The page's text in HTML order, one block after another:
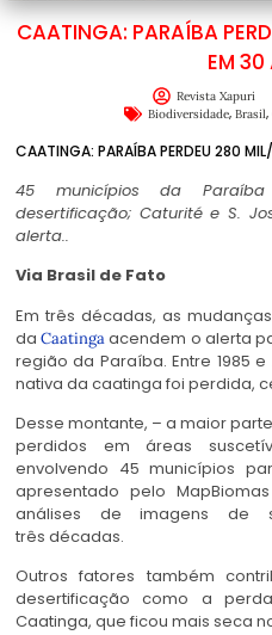
CAATINGA: PARAÍBA
EM 30
Revista Xapuri
Biodiversidade, Brasil,
CAATINGA: PARAÍBA PERDEU 280
45 municípios da
desertificação; Caturité e S.
alerta..
Via Brasil de Fato
Em três décadas, as
daCaatingaacendem o alerta
região da Paraíba. Entre 1985
nativa da caatinga foi perdida,
Desse montante, – a maior
perdidos em áreas
envolvendo 45 municípios
apresentado pelo
análises de imagens de
três décadas.
Outros fatores também
desertificação como a
Caatinga, que ficou mais seca